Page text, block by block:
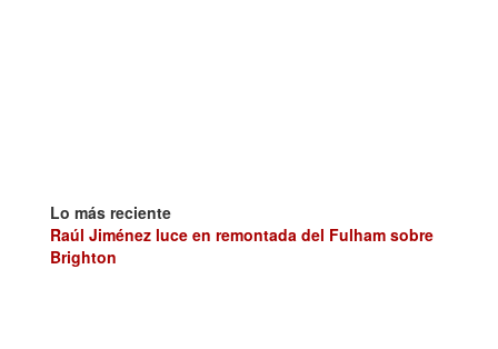
Lo más reciente
Raúl Jiménez luce en remontada del Fulham sobre
Brighton